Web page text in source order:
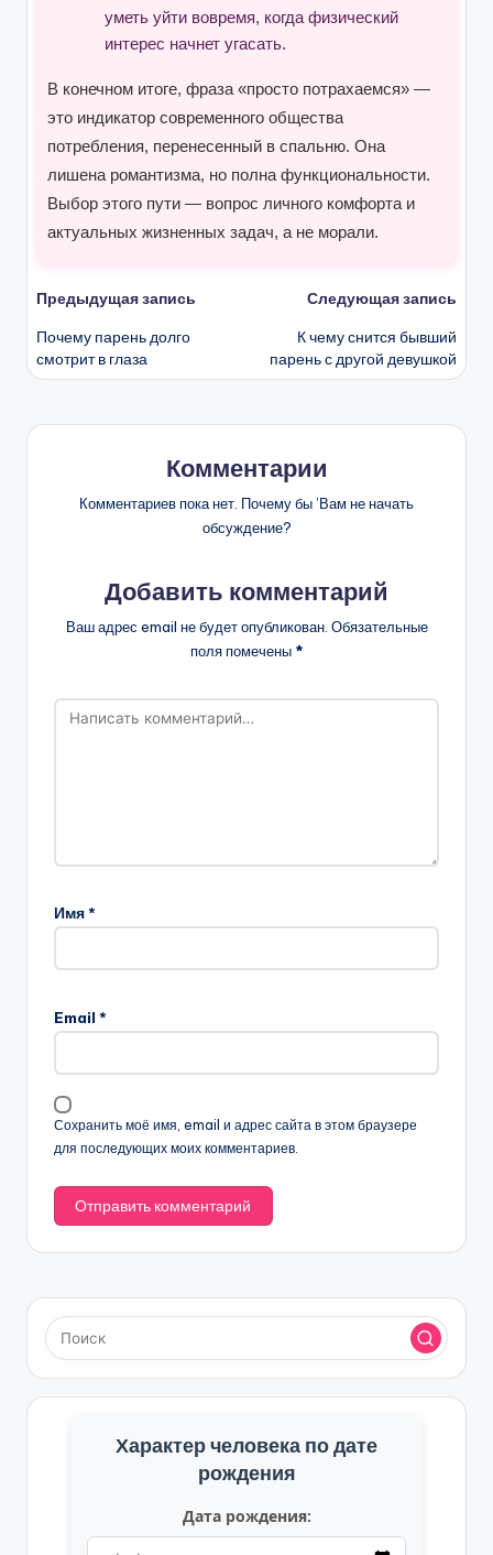
уметь уйти вовремя, когда физический
интерес начнет угасать.
В конечном итоге, фраза «просто потрахаемся» —
это индикатор современного общества
потребления, перенесенный в спальню. Она
лишена романтизма, но полна функциональности.
Выбор этого пути — вопрос личного комфорта и
актуальных жизненных задач, а не морали.
Навигация
записи
Предыдущая запись
Почему парень долго
смотрит в глаза
Следующая запись
К чему снится бывший
парень с другой девушкой
Комментарии
Комментариев пока нет. Почему бы ’Вам не начать
обсуждение?
Добавить комментарий
Ваш адрес email не будет опубликован. Обязательные
поля помечены *
Имя*
Email *
Сохранить моё имя, email и адрес сайта в этом браузере
для последующих моих комментариев.
Характер человека по дате
рождения
Дата рождения: